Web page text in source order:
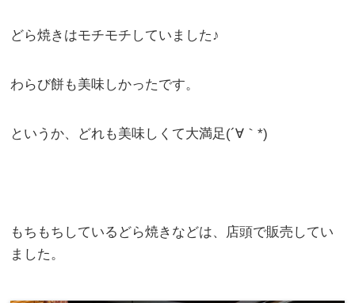
どら焼きはモチモチしていました♪
わらび餅も美味しかったです。
というか、どれも美味しくて大満足(´∀｀*)
もちもちしているどら焼きなどは、店頭で販売してい
ました。